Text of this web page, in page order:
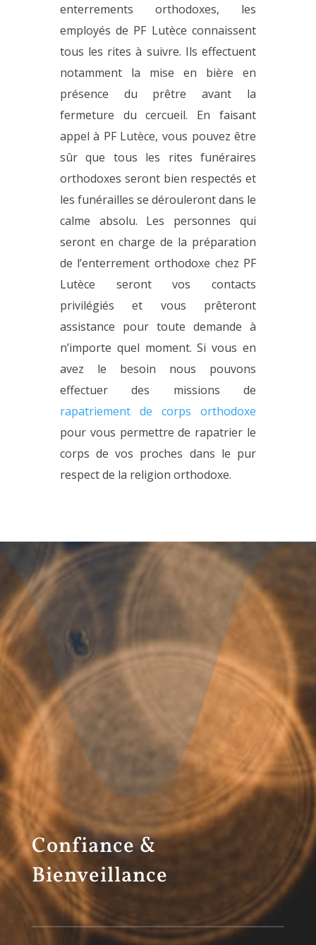
enterrements orthodoxes, les
employés de PF Lutèce connaissent
tous les rites à suivre. Ils effectuent
notamment la mise en bière en
présence du prêtre avant la
fermeture du cercueil. En faisant
appel à PF Lutèce, vous pouvez être
sûr que tous les rites funéraires
orthodoxes seront bien respectés et
les funérailles se dérouleront dans le
calme absolu. Les personnes qui
seront en charge de la préparation
de l’enterrement orthodoxe chez PF
Lutèce seront vos contacts
privilégiés et vous prêteront
assistance pour toute demande à
n’importe quel moment. Si vous en
avez le besoin nous pouvons
effectuer des missions de
rapatriement de corps orthodoxe
pour vous permettre de rapatrier le
corps de vos proches dans le pur
respect de la religion orthodoxe.
Confiance &
Bienveillance